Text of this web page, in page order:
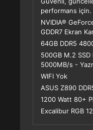
performans için.
NVIDIA®
GDDR7 Ekran
64GB DDR5
500GB M.2
5000MB/s -
WIFI Yok
ASUS Z890
1200 Watt 80+
Excalibur RGB